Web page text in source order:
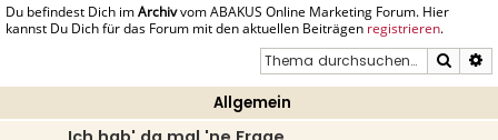
Du befindest Dich imArchivvom ABAKUS Online Marketing Forum. Hier
kannst Du Dich für das Forum mit den aktuellen Beiträgen registrieren.
Suche
Allgemein